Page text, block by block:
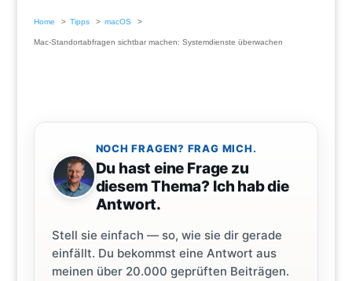
Home Tipps macOS
Mac-Standortabfragen sichtbar machen: Systemdienste überwachen
NOCH FRAGEN? FRAG MICH.
Du hast eine Frage zu
diesem Thema? Ich hab die
Antwort.
Stell sie einfach — so, wie sie dir gerade
einfällt. Du bekommst eine Antwort aus
meinen über 20.000 geprüften Beiträgen.